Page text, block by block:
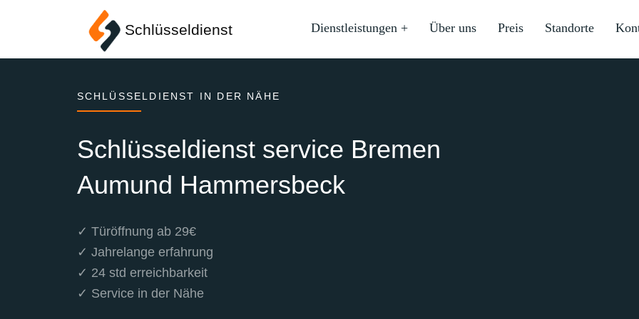
Schlüsseldienst Dienstleistungen + Über uns Preis Standorte
SCHLÜSSELDIENST IN DER NÄHE
Schlüsseldienst service Bremen
Aumund Hammersbeck
✓ Türöffnung ab 29€
✓ Jahrelange erfahrung
✓ 24 std erreichbarkeit
✓ Service in der Nähe